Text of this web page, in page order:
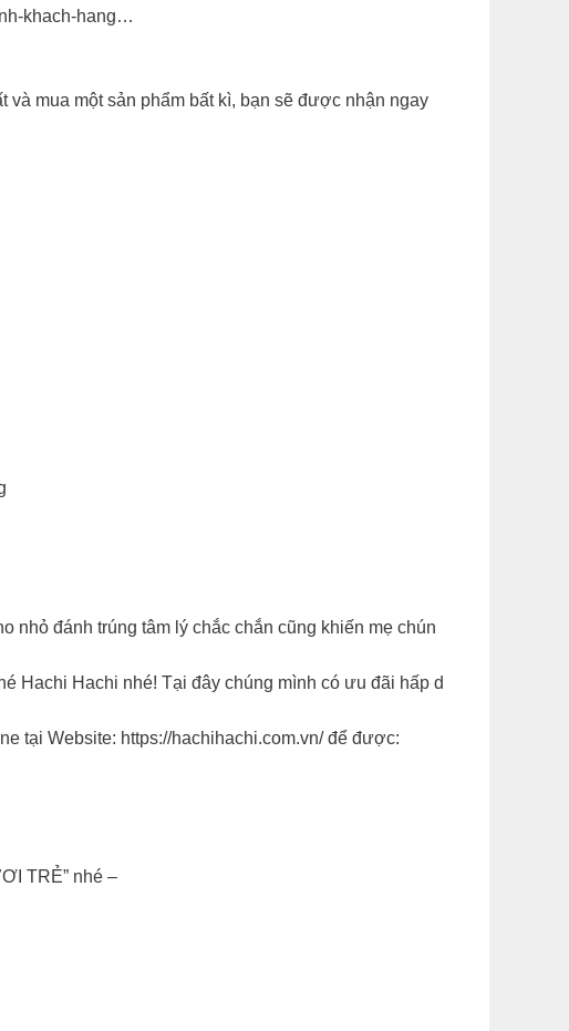
khach-hang…
mua một sản phẩm bất kì, bạn sẽ được nhận ngay
nhỏ đánh trúng tâm lý chắc chắn cũng khiến mẹ chún
Hachi Hachi nhé! Tại đây chúng mình có ưu đãi hấp d
tại Website: https://hachihachi.com.vn/ để được:
TRẺ” nhé –